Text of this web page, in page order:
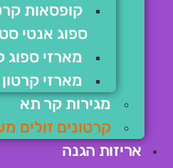
קופסאות
ספוג אנטי
מארזי ספוג
מארזי קרטון
מגירות קר תא
קרטונים זולים
אריזות הגנה